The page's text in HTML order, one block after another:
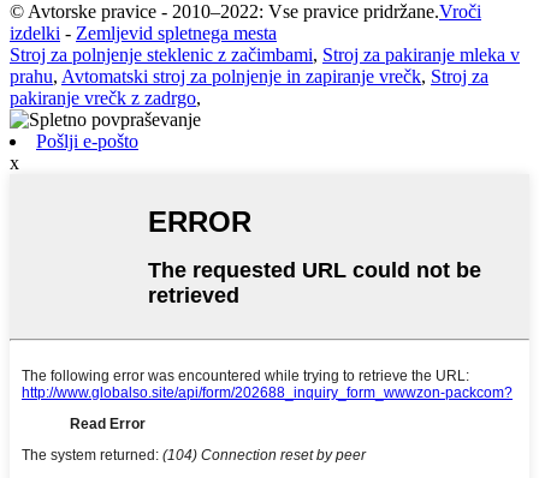
© Avtorske pravice - 2010–2022: Vse pravice pridržane.Vroči
izdelki - Zemljevid spletnega mesta
Stroj za polnjenje steklenic z začimbami, Stroj za pakiranje mleka v
prahu, Avtomatski stroj za polnjenje in zapiranje vrečk, Stroj za
pakiranje vrečk z zadrgo,
Pošlji e-pošto
x